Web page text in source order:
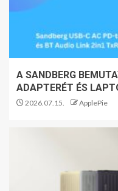
A SANDBERG
ADAPTERÉT ÉS
2026.07.15. ApplePie